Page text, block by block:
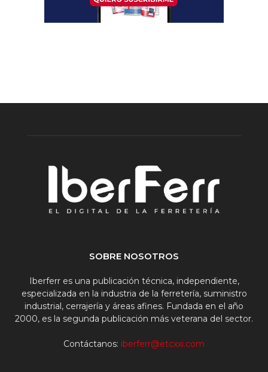
SOBRE NOSOTROS
Iberferr es una publicación técnica, independiente,
especializada en la industria de la ferretería, suministro
industrial, cerrajería y áreas afines. Fundada en el año
2000, es la segunda publicación más veterana del sector.
Contáctanos: iberferr@etcxxi.com